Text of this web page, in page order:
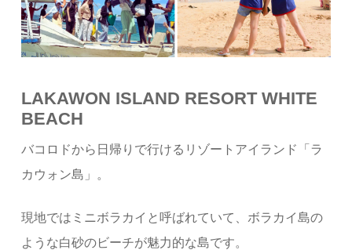
LAKAWON ISLAND RESORT WHITE
BEACH
バコロドから日帰りで行けるリゾートアイランド「ラ
カウォン島」。
現地ではミニボラカイと呼ばれていて、ボラカイ島の
ような白砂のビーチが魅力的な島です。